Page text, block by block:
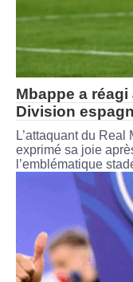
Mbappe a
Division
L’attaquant du
exprimé sa joie
l’emblématique